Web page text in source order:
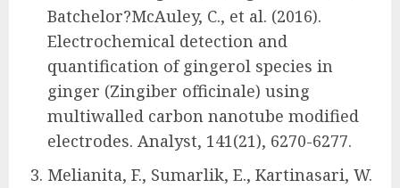
Batchelor?McAuley, C., et al. (2016).
Electrochemical detection and
quantification of gingerol species in
ginger (Zingiber officinale) using
multiwalled carbon nanotube modified
electrodes. Analyst, 141(21), 6270-6277.
Melianita, F., Sumarlik, E., Kartinasari, W.